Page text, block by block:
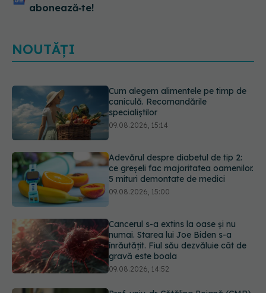
abonează‑te!
NOUTĂȚI
Cum alegem alimentele pe timp de
caniculă. Recomandările
specialiștilor
09.08.2026, 15:14
Adevărul despre diabetul de tip 2:
ce greșeli fac majoritatea oamenilor.
5 mituri demontate de medici
09.08.2026, 15:00
Cancerul s-a extins la oase și nu
numai. Starea lui Joe Biden s-a
înrăutățit. Fiul său dezvăluie cât de
gravă este boala
09.08.2026, 14:52